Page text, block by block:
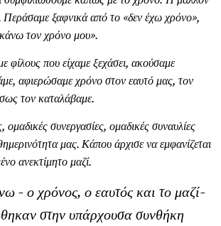
Περάσαμε ξαφνικά από το «δεν έχω χρόνο»,
τον χρόνο μου».
φίλους που είχαμε ξεχάσει, ακούσαμε
αφιερώσαμε χρόνο στον εαυτό μας, τον
τον καταλάβαμε.
ομαδικές συνεργασίες, ομαδικές συναυλίες
μας. Κάπου άρχισε να εμφανίζεται
ανεκτίμητο μαζί.
- ο χρόνος, ο εαυτός και το μαζί-
στην υπάρχουσα συνθήκη